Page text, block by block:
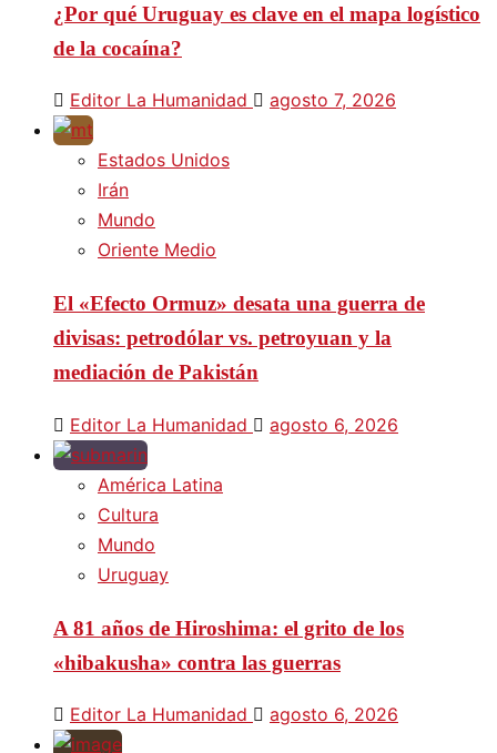
¿Por qué Uruguay es clave en el mapa logístico
de la cocaína?
Editor La Humanidad agosto 7, 2026
Estados Unidos
Irán
Mundo
Oriente Medio
El «Efecto Ormuz» desata una guerra de
divisas: petrodólar vs. petroyuan y la
mediación de Pakistán
Editor La Humanidad agosto 6, 2026
América Latina
Cultura
Mundo
Uruguay
A 81 años de Hiroshima: el grito de los
«hibakusha» contra las guerras
Editor La Humanidad agosto 6, 2026